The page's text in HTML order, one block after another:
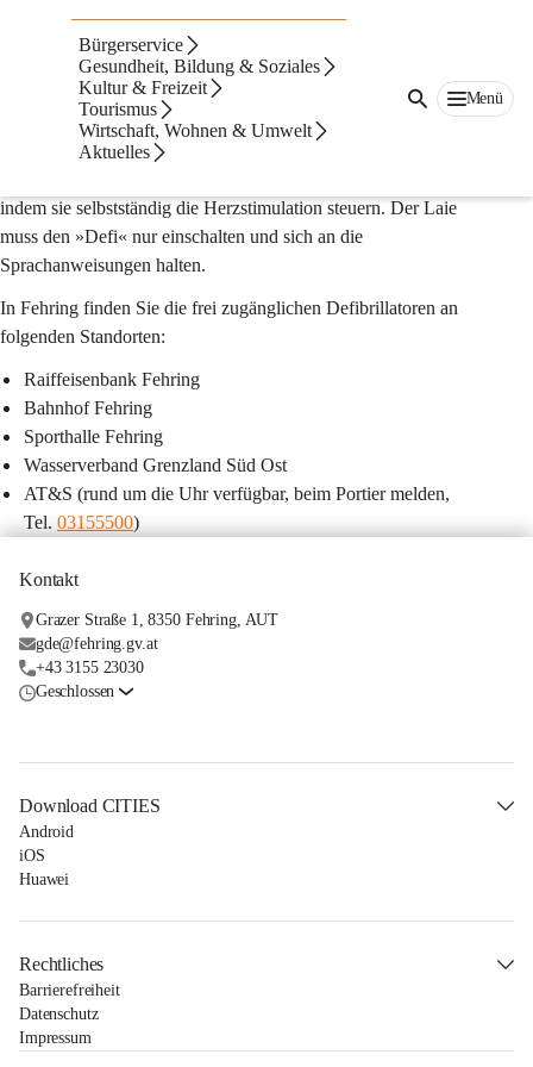
Bürgerservice
Gesundheit, Bildung & Soziales
Kultur & Freizeit
Tourismus
Wirtschaft, Wohnen & Umwelt
Aktuelles
Menü
Öffentliche
Defibrillatoren
Frei zugängliche Defibrillatoren in Fehring
Halbautomatische externe Defibrillatoren (AED) – kurz Defis –
indem sie selbstständig die Herzstimulation steuern. Der Laie
muss den »Defi« nur einschalten und sich an die
Sprachanweisungen halten.
In Fehring finden Sie die frei zugänglichen Defibrillatoren an
folgenden Standorten:
Raiffeisenbank Fehring
Bahnhof Fehring
Sporthalle Fehring
Wasserverband Grenzland Süd Ost
AT&S (rund um die Uhr verfügbar, beim Portier melden,
Tel. 03155500)
Kontakt
Grazer Straße 1, 8350 Fehring, AUT
gde@fehring.gv.at
+43 3155 23030
Geschlossen
Download CITIES
Android
iOS
Huawei
Rechtliches
Barrierefreiheit
Datenschutz
Impressum